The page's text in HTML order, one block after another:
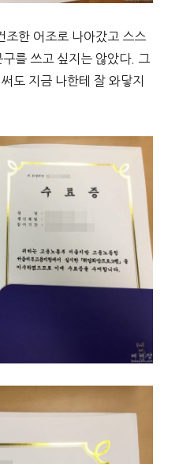
조한 어조로 나아갔고 스스
를 쓰고 싶지는 않았다. 그
도 지금 나한테 잘 와닿지